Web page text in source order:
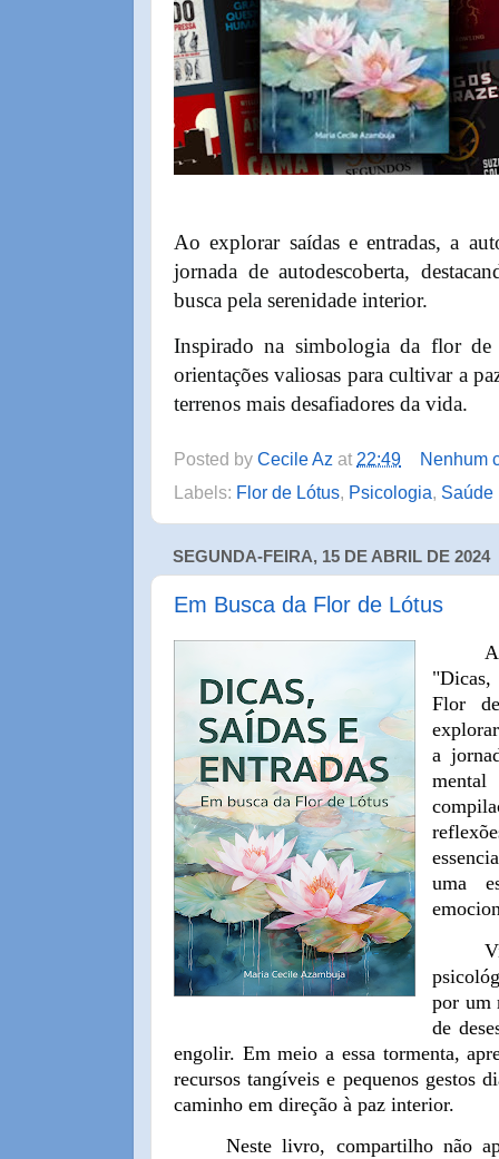
Ao explorar saídas e entradas, a
jornada de autodescoberta,
busca pela serenidade interior.
Inspirado na simbologia da flor
orientações valiosas para cultivar a
terrenos mais desafiadores da vida.
Posted by Cecile Az at 22:49
Nenhum
Labels: Flor de Lótus, Psicologia, Saúde
SEGUNDA-FEIRA, 15 DE ABRIL DE 2024
Em Busca da Flor de Lótus
"Dicas,
Flor
a
uma
por um
de
engolir. Em meio a essa tormenta,
recursos tangíveis e pequenos gestos
caminho em direção à paz interior.
Neste livro, compartilho não